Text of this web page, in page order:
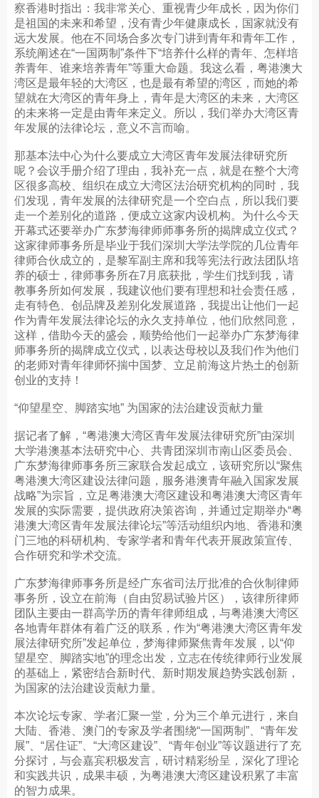
察香港时指出：我非常关心、重视青少年成长，因为你们
是祖国的未来和希望，没有青少年健康成长，国家就没有
远大发展。他在不同场合多次专门讲到青年和青年工作，
系统阐述在“一国两制”条件下“培养什么样的青年、怎样培
养青年、谁来培养青年”等重大命题。我这么看，粤港澳大
湾区是最年轻的大湾区，也是最有希望的湾区，而她的希
望就在大湾区的青年身上，青年是大湾区的未来，大湾区
的未来将一定是由青年来定义。所以，我们举办大湾区青
年发展的法律论坛，意义不言而喻。
那基本法中心为什么要成立大湾区青年发展法律研究所
呢？会议手册介绍了理由，我补充一点，就是在整个大湾
区很多高校、组织在成立大湾区法治研究机构的同时，我
们发现，青年发展的法律研究是一个空白点，所以我们要
走一个差别化的道路，便成立这家内设机构。为什么今天
开幕式还要举办广东梦海律师师事务所的揭牌成立仪式？
这家律师事务所是毕业于我们深圳大学法学院的几位青年
律师合伙成立的，是黎军副主席和我等宪法行政法团队培
养的硕士，律师事务所在7月底获批，学生们找到我，请
教事务所如何发展，我建议他们要有理想和社会责任感，
走有特色、创品牌及差别化发展道路，我提出让他们一起
作为青年发展法律论坛的永久支持单位，他们欣然同意，
这样，借助今天的盛会，顺势给他们一起举办广东梦海律
师事务所的揭牌成立仪式，以表达母校以及我们作为他们
的老师对青年律师怀揣中国梦、立足前海这片热土的创新
创业的支持！
“仰望星空、脚踏实地” 为国家的法治建设贡献力量
据记者了解，“粤港澳大湾区青年发展法律研究所”由深圳
大学港澳基本法研究中心、共青团深圳市南山区委员会、
广东梦海律师事务所三家联合发起成立，该研究所以“聚焦
粤港澳大湾区建设法律问题，服务港澳青年融入国家发展
战略”为宗旨，立足粤港澳大湾区建设和粤港澳大湾区青年
发展的实际需要，提供政府决策咨询，并通过定期举办“粤
港澳大湾区青年发展法律论坛”等活动组织内地、香港和澳
门三地的科研机构、专家学者和青年代表开展政策宣传、
合作研究和学术交流。
广东梦海律师事务所是经广东省司法厅批准的合伙制律师
事务所，设立在前海（自由贸易试验片区），该律所律师
团队主要由一群高学历的青年律师组成，与粤港澳大湾区
各地青年群体有着广泛的联系，作为“粤港澳大湾区青年发
展法律研究所”发起单位，梦海律师聚焦青年发展，以“仰
望星空、脚踏实地”的理念出发，立志在传统律师行业发展
的基础上，紧密结合新时代、新时期发展趋势实践创新，
为国家的法治建设贡献力量。
本次论坛专家、学者汇聚一堂，分为三个单元进行，来自
大陆、香港、澳门的专家及学者围绕“一国两制”、“青年发
展”、“居住证”、“大湾区建设”、“青年创业”等议题进行了充
分探讨，与会嘉宾积极发言，研讨精彩纷呈，深化了理论
和实践共识，成果丰硕，为粤港澳大湾区建设积累了丰富
的智力成果。